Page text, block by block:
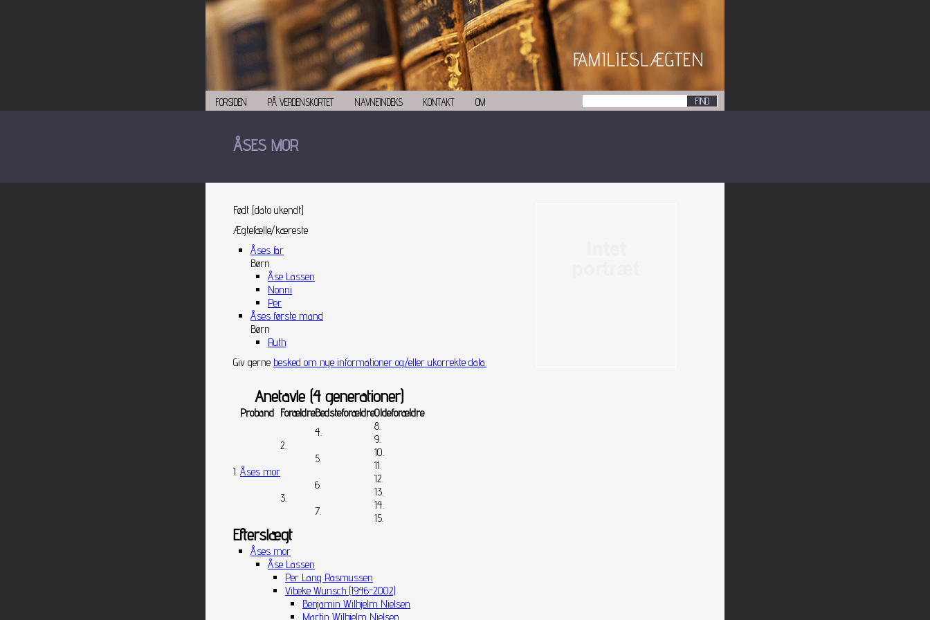
FORSIDEN PÅ VERDENSKORTET NAVNEINDEKS KONTAKT OM
ÅSES MOR
Født [dato ukendt]
Ægtefælle/kæreste
Åses far
Børn
Åse Lassen
Nonni
Per
Åses første mand
Børn
Ruth
Giv gerne besked om nye informationer og/eller ukorrekte data.
Anetavle (4 generationer)
Proband ForældreBedsteforældreOldeforældre
1. Åses mor
2.
4.
8.
9.
5.
10.
11.
3.
6.
12.
13.
7.
14.
15.
Efterslægt
Åses mor
Åse Lassen
Per Lang Rasmussen
Vibeke Wunsch (1946-2002)
Benjamin Wilhjelm Nielsen
Martin Wilhjelm Nielsen